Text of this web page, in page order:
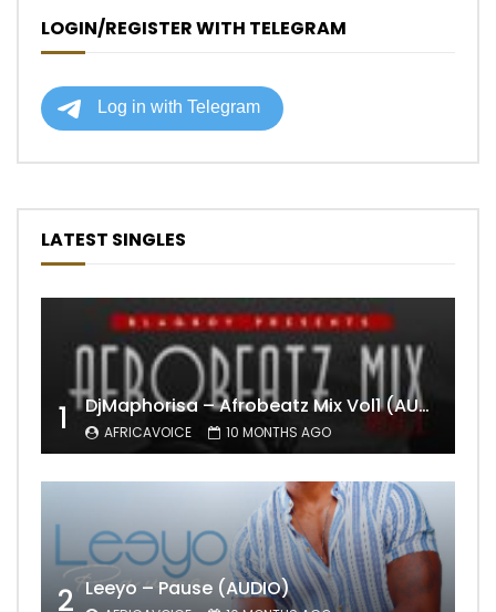
LOGIN/REGISTER WITH TELEGRAM
LATEST SINGLES
1 DjMaphorisa – Afrobeatz Mix Vol1 (AUDIO)
AFRICAVOICE 10 MONTHS AGO
2 Leeyo – Pause (AUDIO)